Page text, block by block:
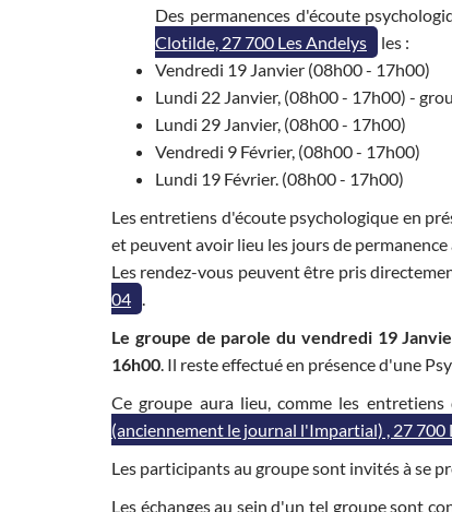
Des permanences d'écoute
Clotilde, 27 700 Les Andelys
les :
Vendredi 19 Janvier (08h00 - 17h00)
Lundi 22 Janvier, (08h00 - 17h00) -
Lundi 29 Janvier, (08h00 - 17h00)
Vendredi 9 Février, (08h00 - 17h00)
Lundi 19 Février. (08h00 - 17h00)
Les entretiens d'écoute psychologique en
et peuvent avoir lieu les jours de permanence
Les rendez-vous peuvent être pris
04 .
Le groupe de parole du vendredi 19
16h00. Il reste effectué en présence d'une
Ce groupe aura lieu, comme les entretiens
(anciennement le journal l'Impartial) , 27 700
Les participants au groupe sont invités à se
Les échanges au sein d'un tel groupe sont